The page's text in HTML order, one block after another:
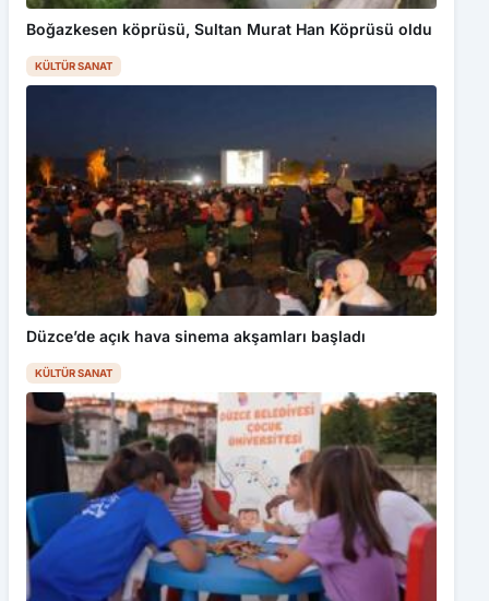
Boğazkesen köprüsü, Sultan Murat Han Köprüsü oldu
KÜLTÜR SANAT
Düzce’de açık hava sinema akşamları başladı
KÜLTÜR SANAT